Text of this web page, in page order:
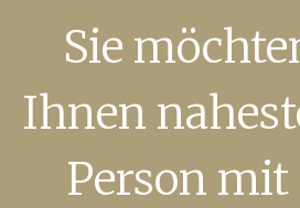
Sie
Ihnen
Person